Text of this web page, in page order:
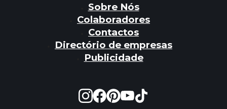
Sobre Nós
Colaboradores
Contactos
Directório de empresas
Publicidade